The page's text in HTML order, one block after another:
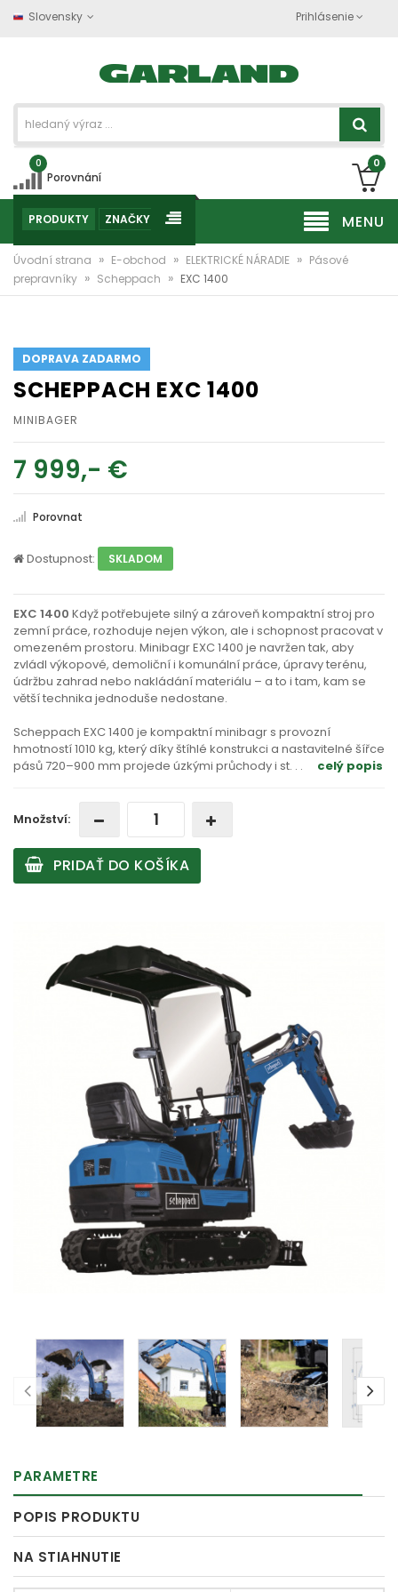
Slovensky Prihlásenie
0
Porovnání
0
MENU
PRODUKTY ZNAČKY
Úvodní strana » E-obchod » ELEKTRICKÉ NÁRADIE » Pásové
prepravníky » Scheppach » EXC 1400
DOPRAVA ZADARMO
SCHEPPACH EXC 1400
MINIBAGER
7 999,- €
Porovnat
Dostupnost: SKLADOM
EXC 1400 Když potřebujete silný a zároveň kompaktní stroj pro
zemní práce, rozhoduje nejen výkon, ale i schopnost pracovat v
omezeném prostoru. Minibagr EXC 1400 je navržen tak, aby
zvládl výkopové, demoliční i komunální práce, úpravy terénu,
údržbu zahrad nebo nakládání materiálu – a to i tam, kam se
větší technika jednoduše nedostane.
Scheppach EXC 1400 je kompaktní minibagr s provozní
hmotností 1010 kg, který díky štíhlé konstrukci a nastavitelné šířce
pásů 720–900 mm projede úzkými průchody i st. . . celý popis
Množství:
PRIDAŤ DO KOŠÍKA
PARAMETRE
POPIS PRODUKTU
NA STIAHNUTIE